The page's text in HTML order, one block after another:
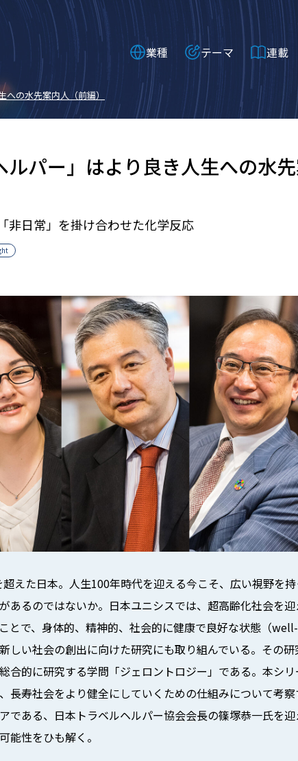
業種 テーマ 連載
の水先案内人（前編）
パー」はより良き人生への水
非日常」を掛け合わせた化学反応
えた日本。人生100年時代を迎える今こそ、広い視野を持
あるのではないか――。日本ユニシスでは、超高齢化社会を
とで、身体的、精神的、社会的に健康で良好な状態（
しい社会の創出に向けた研究にも取り組んでいる。その研
合的に研究する学問「ジェロントロジー」である。本シ
長寿社会をより健全にしていくための仕組みについて考察
である、日本トラベルヘルパー協会会長の篠塚恭一氏を
能性をひも解く。